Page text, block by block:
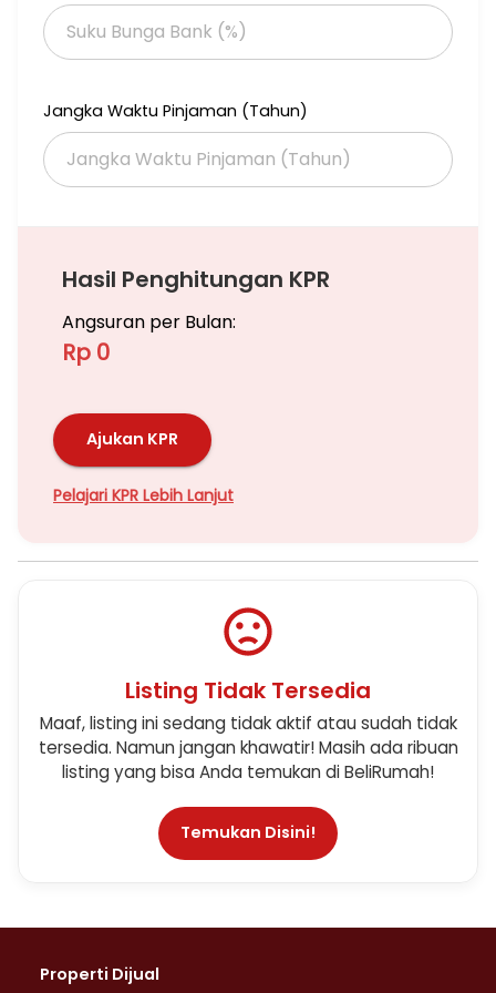
Jangka Waktu Pinjaman (Tahun)
Hasil Penghitungan KPR
Angsuran per Bulan:
Rp 0
Ajukan KPR
Pelajari KPR Lebih Lanjut
Listing Tidak Tersedia
Maaf, listing ini sedang tidak aktif atau sudah tidak
tersedia. Namun jangan khawatir! Masih ada ribuan
listing yang bisa Anda temukan di BeliRumah!
Temukan Disini!
Properti Dijual